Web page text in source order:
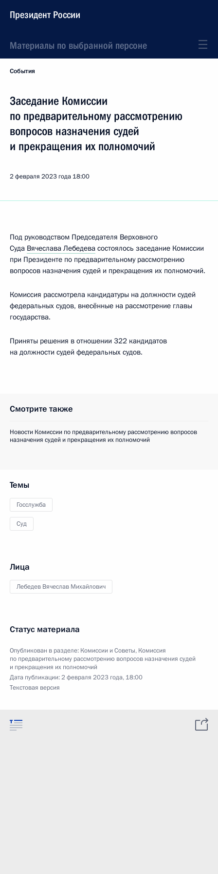
Президент России
Материалы по выбранной персоне
События
Заседание Комиссии
по предварительному рассмотрению
вопросов назначения судей
и прекращения их полномочий
2 февраля 2023 года 18:00
Под руководством Председателя Верховного
Суда Вячеслава Лебедева состоялось заседание Комиссии
при Президенте по предварительному рассмотрению
вопросов назначения судей и прекращения их полномочий.
Комиссия рассмотрела кандидатуры на должности судей
федеральных судов, внесённые на рассмотрение главы
государства.
Приняты решения в отношении 322 кандидатов
на должности судей федеральных судов.
Смотрите также
Новости Комиссии по предварительному рассмотрению вопросов
назначения судей и прекращения их полномочий
Темы
Госслужба
Суд
Лица
Лебедев Вячеслав Михайлович
Статус материала
Опубликован в разделе: Комиссии и Советы, Комиссия
по предварительному рассмотрению вопросов назначения судей
и прекращения их полномочий
Дата публикации:2 февраля 2023 года, 18:00
Текстовая версия